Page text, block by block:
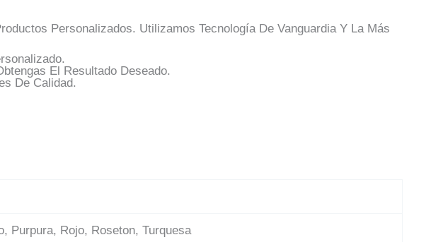
Personalizados. Utilizamos Tecnología De Vanguardia Y La Más
El Resultado Deseado.
De Calidad.
Purpura, Rojo, Roseton, Turquesa